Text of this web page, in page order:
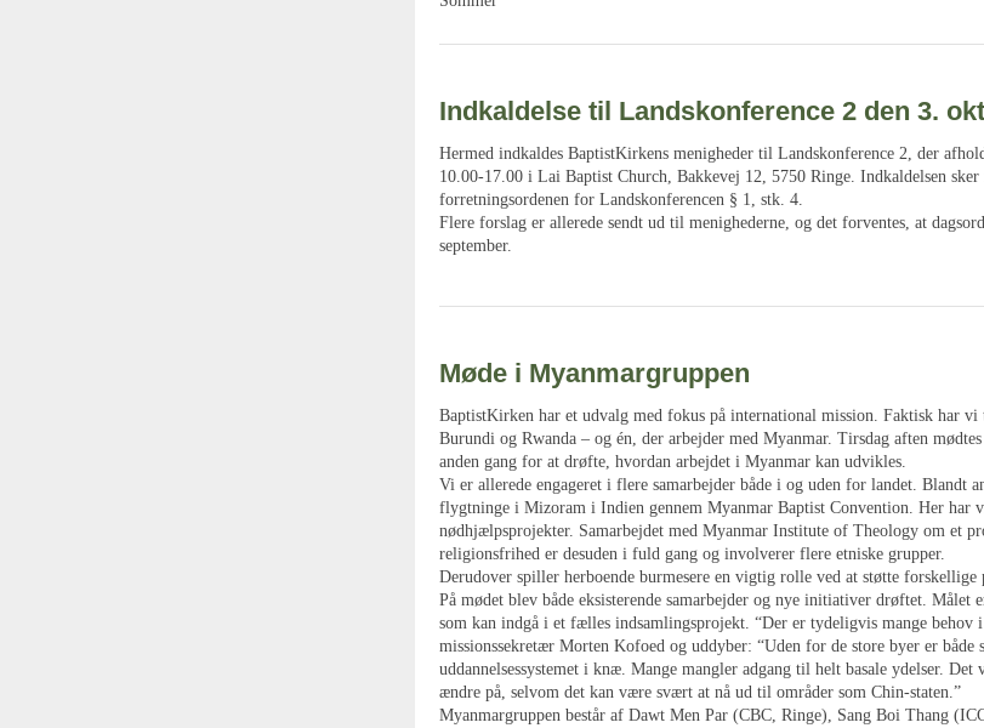
Indkaldelse til Landskonference 2 den 3.
Hermed indkaldes BaptistKirkens menigheder til Landskonference 2, der
10.00-17.00 i Lai Baptist Church, Bakkevej 12, 5750 Ringe. Indkaldelsen
forretningsordenen for Landskonferencen § 1, stk. 4.
Flere forslag er allerede sendt ud til menighederne, og det forventes, at
september.
Møde i Myanmargruppen
BaptistKirken har et udvalg med fokus på international mission. Faktisk har
Burundi og Rwanda – og én, der arbejder med Myanmar. Tirsdag aften
anden gang for at drøfte, hvordan arbejdet i Myanmar kan udvikles.
Vi er allerede engageret i flere samarbejder både i og uden for landet. Blandt
flygtninge i Mizoram i Indien gennem Myanmar Baptist Convention. Her har
nødhjælpsprojekter. Samarbejdet med Myanmar Institute of Theology om et
religionsfrihed er desuden i fuld gang og involverer flere etniske grupper.
Derudover spiller herboende burmesere en vigtig rolle ved at støtte
På mødet blev både eksisterende samarbejder og nye initiativer drøftet. Målet
som kan indgå i et fælles indsamlingsprojekt. “Der er tydeligvis mange
missionssekretær Morten Kofoed og uddyber: “Uden for de store byer er både
uddannelsessystemet i knæ. Mange mangler adgang til helt basale ydelser.
ændre på, selvom det kan være svært at nå ud til områder som Chin-staten.”
Myanmargruppen består af Dawt Men Par (CBC, Ringe), Sang Boi Thang